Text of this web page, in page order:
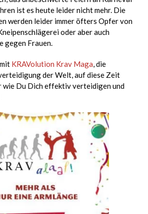
ist es heute leider nicht mehr. Die
werden leider immer öfters Opfer von
oder aber auch
gegen Frauen.
KRAVolution Krav Maga, die
der Welt, auf diese Zeit
wie Du Dich effektiv verteidigen und